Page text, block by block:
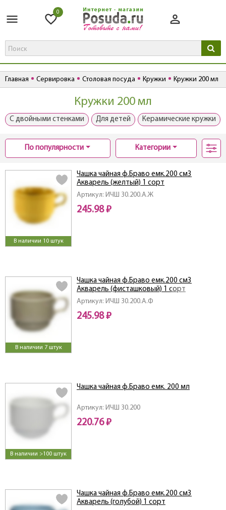
0
Главная Сервировка Столовая посуда Кружки Кружки 200 мл
Кружки 200 мл
С двойными стенками Для детей Керамические кружки
По популярности Категории
В наличии 10 штук
Артикул: ИЧШ 30.200.А.Ж
Чашка чайная ф.Браво емк.200 см3
Акварель (желтый) 1 сорт
245.98 ₽
В наличии 7 штук
Артикул: ИЧШ 30.200.А.Ф
Чашка чайная ф.Браво емк.200 см3
Акварель (фисташковый) 1 сорт
245.98 ₽
В наличии >100 штук
Артикул: ИЧШ 30.200
Чашка чайная ф.Браво емк. 200 мл
220.76 ₽
Чашка чайная ф.Браво емк.200 см3
Акварель (голубой) 1 сорт